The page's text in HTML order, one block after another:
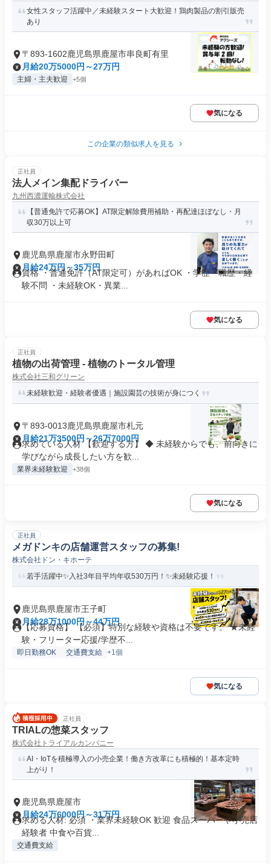
女性スタッフ活躍中／未経験スタート大歓迎！鶏肉製品の割引販売
あり
〒893-1602鹿児島県鹿屋市串良町有里
月給20万5000円～27万円
主婦・主夫歓迎 +5個
気になる
この企業の類似求人を見る
正社員
法人メイン集配ドライバー
九州西濃運輸株式会社
【普通免許で応募OK】AT限定解除費用補助・再配達ほぼなし・月
収30万以上可
鹿児島県鹿屋市永野田町
月給24万円～35万円
資格 ・普通免許（AT限定可）があればOK ・学歴・職歴・経
験不問 ・未経験OK・異業...
気になる
正社員
植物の出荷管理 - 植物のトータル管理
株式会社三和グリーン
未経験歓迎・経験者優遇｜施設園芸の技術が身につく
〒893-0013鹿児島県鹿屋市札元
月給21万3500円～26万7000円
求めている人材 【歓迎する方】 ◆ 未経験からでも、前向きに
学びながら成長したい方を歓...
業界未経験歓迎 +38個
気になる
正社員
メガドンキの店舗運営スタッフの募集!
株式会社ドン・キホーテ
若手活躍中✨入社3年目平均年収530万円！✨未経験応援！
鹿児島県鹿屋市王子町
月給28万1000円～44万円
【応募資格】 【必須】特別な経験や資格は不要です。 ★未経
験・フリーター応援/学歴不...
即日勤務OK 交通費支給 +1個
気になる
正社員
TRIALの惣菜スタッフ
株式会社トライアルカンパニー
AI・IoTを積極導入の小売企業！働き方改革にも積極的！基本定時
上がり！
鹿児島県鹿屋市
月給24万6000円～31万円
求める人材: 必須 ・業界未経験OK 歓迎 食品スーパーや小売店
経験者 中食や百貨...
交通費支給